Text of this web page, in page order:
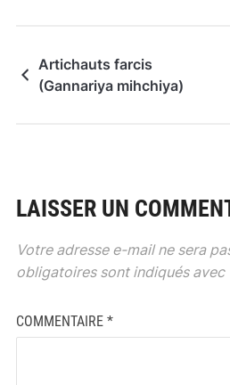
Artichauts farcis
(Gannariya mihchiya)
LAISSER UN
Votre adresse e-mail ne sera
obligatoires sont indiqués avec
COMMENTAIRE *